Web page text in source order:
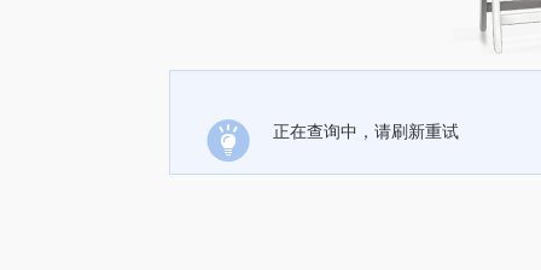
正在查询中，请刷新重试